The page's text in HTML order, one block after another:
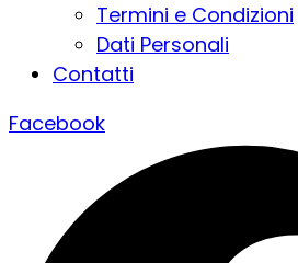
Termini e Condizioni
Dati Personali
Contatti
Facebook